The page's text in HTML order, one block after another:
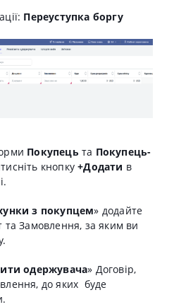
Переуступка боргу
Покупець та Покупець-
кнопку+Додати в
з покупцем» додайте
та Замовлення, за яким ви
одержувача» Договір,
до яких буде